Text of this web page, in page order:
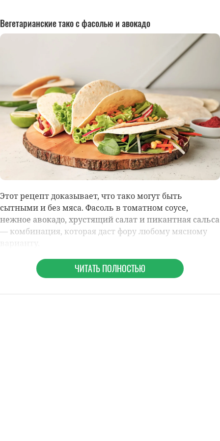
Вегетарианские тако с фасолью и авокадо
Этот рецепт доказывает, что тако могут быть
сытными и без мяса. Фасоль в томатном соусе,
нежное авокадо, хрустящий салат и пикантная сальса
— комбинация, которая даст фору любому мясному
ЧИТАТЬ ПОЛНОСТЬЮ